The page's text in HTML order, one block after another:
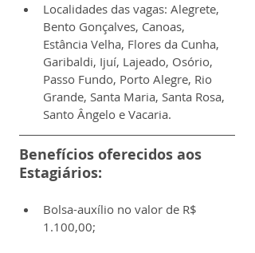
Localidades das vagas: Alegrete,
Bento Gonçalves, Canoas,
Estância Velha, Flores da Cunha,
Garibaldi, Ijuí, Lajeado, Osório,
Passo Fundo, Porto Alegre, Rio
Grande, Santa Maria, Santa Rosa,
Santo Ângelo e Vacaria.
Benefícios oferecidos aos
Estagiários:
Bolsa-auxílio no valor de R$
1.100,00;